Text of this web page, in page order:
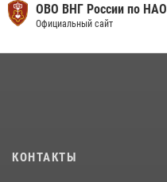
ОВО ВНГ России по НАО
Официальный сайт
КОНТАКТЫ